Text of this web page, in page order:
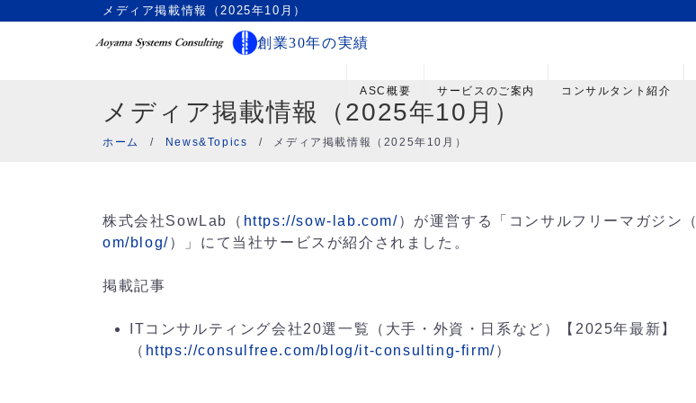
メディア掲載情報（2025年10月）
創業30年の実績
ASC概要 サービスのご案内 コンサルタント紹介
メディア掲載情報（2025年10月）
ホーム / News&Topics / メディア掲載情報（2025年10月）
株式会社SowLab（ https://sow-lab.com/）が運営する「コンサルフリーマガジン（
om/blog/）」にて当社サービスが紹介されました。
掲載記事
ITコンサルティング会社20選一覧（大手・外資・日系など）【2025年最新】
（ https://consulfree.com/blog/it-consulting-firm/）